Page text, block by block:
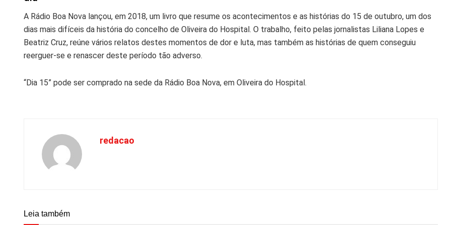
A Rádio Boa Nova lançou, em 2018, um livro que resume os acontecimentos e as histórias do 15 de outubro, um dos
dias mais difíceis da história do concelho de Oliveira do Hospital. O trabalho, feito pelas jornalistas Liliana Lopes e
Beatriz Cruz, reúne vários relatos destes momentos de dor e luta, mas também as histórias de quem conseguiu
reerguer-se e renascer deste período tão adverso.
“Dia 15” pode ser comprado na sede da Rádio Boa Nova, em Oliveira do Hospital.
redacao
Leia também